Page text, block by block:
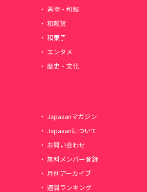
着物・和服
和雑貨
和菓子
エンタメ
歴史・文化
Japaaanマガジン
Japaaanについて
お問い合わせ
無料メンバー登録
月別アーカイブ
週間ランキング